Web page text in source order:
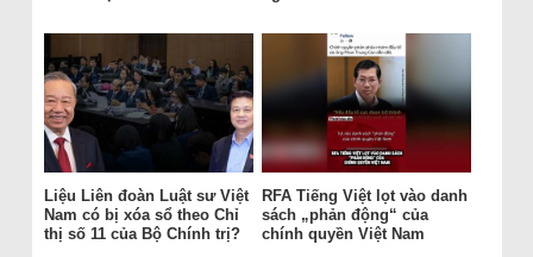
Liệu Liên đoàn Luật sư Việt
Nam có bị xóa sổ theo Chỉ
thị số 11 của Bộ Chính trị?
RFA Tiếng Việt lọt vào danh
sách „phản động“ của
chính quyền Việt Nam